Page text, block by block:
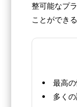
整可能なプ
ことができる
最高の
多くの